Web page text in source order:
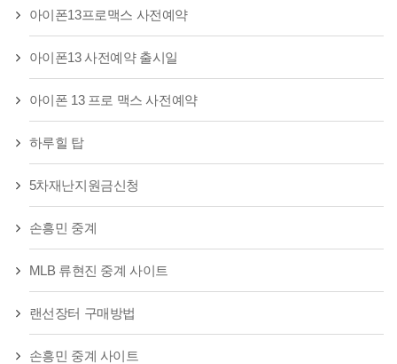
아이폰13프로맥스 사전예약
아이폰13 사전예약 출시일
아이폰 13 프로 맥스 사전예약
하루힐 탑
5차재난지원금신청
손흥민 중계
MLB 류현진 중계 사이트
랜선장터 구매방법
손흥민 중계 사이트